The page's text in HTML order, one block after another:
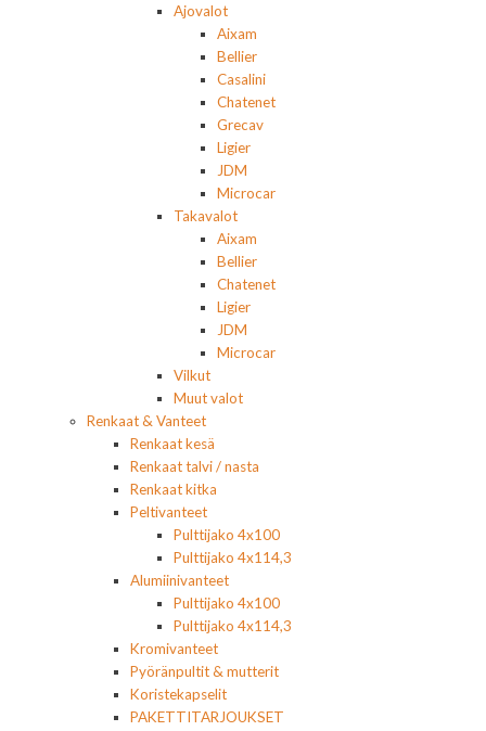
Ajovalot
Aixam
Bellier
Casalini
Chatenet
Grecav
Ligier
JDM
Microcar
Takavalot
Aixam
Bellier
Chatenet
Ligier
JDM
Microcar
Vilkut
Muut valot
Renkaat & Vanteet
Renkaat kesä
Renkaat talvi / nasta
Renkaat kitka
Peltivanteet
Pulttijako 4x100
Pulttijako 4x114,3
Alumiinivanteet
Pulttijako 4x100
Pulttijako 4x114,3
Kromivanteet
Pyöränpultit & mutterit
Koristekapselit
PAKETTITARJOUKSET